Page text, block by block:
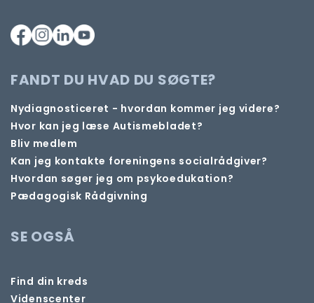
FANDT DU HVAD DU SØGTE?
Nydiagnosticeret - hvordan kommer jeg videre?
Hvor kan jeg læse Autismebladet?
Bliv medlem
Kan jeg kontakte foreningens socialrådgiver?
Hvordan søger jeg om psykoedukation?
Pædagogisk Rådgivning
SE OGSÅ
Find din kreds
Videnscenter